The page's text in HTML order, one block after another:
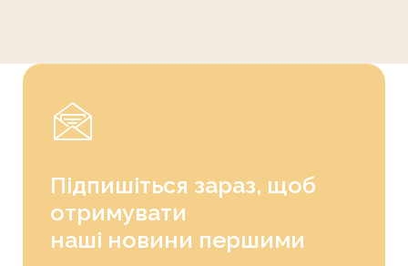
Підпишіться зараз, щоб
отримувати
наші новини першими